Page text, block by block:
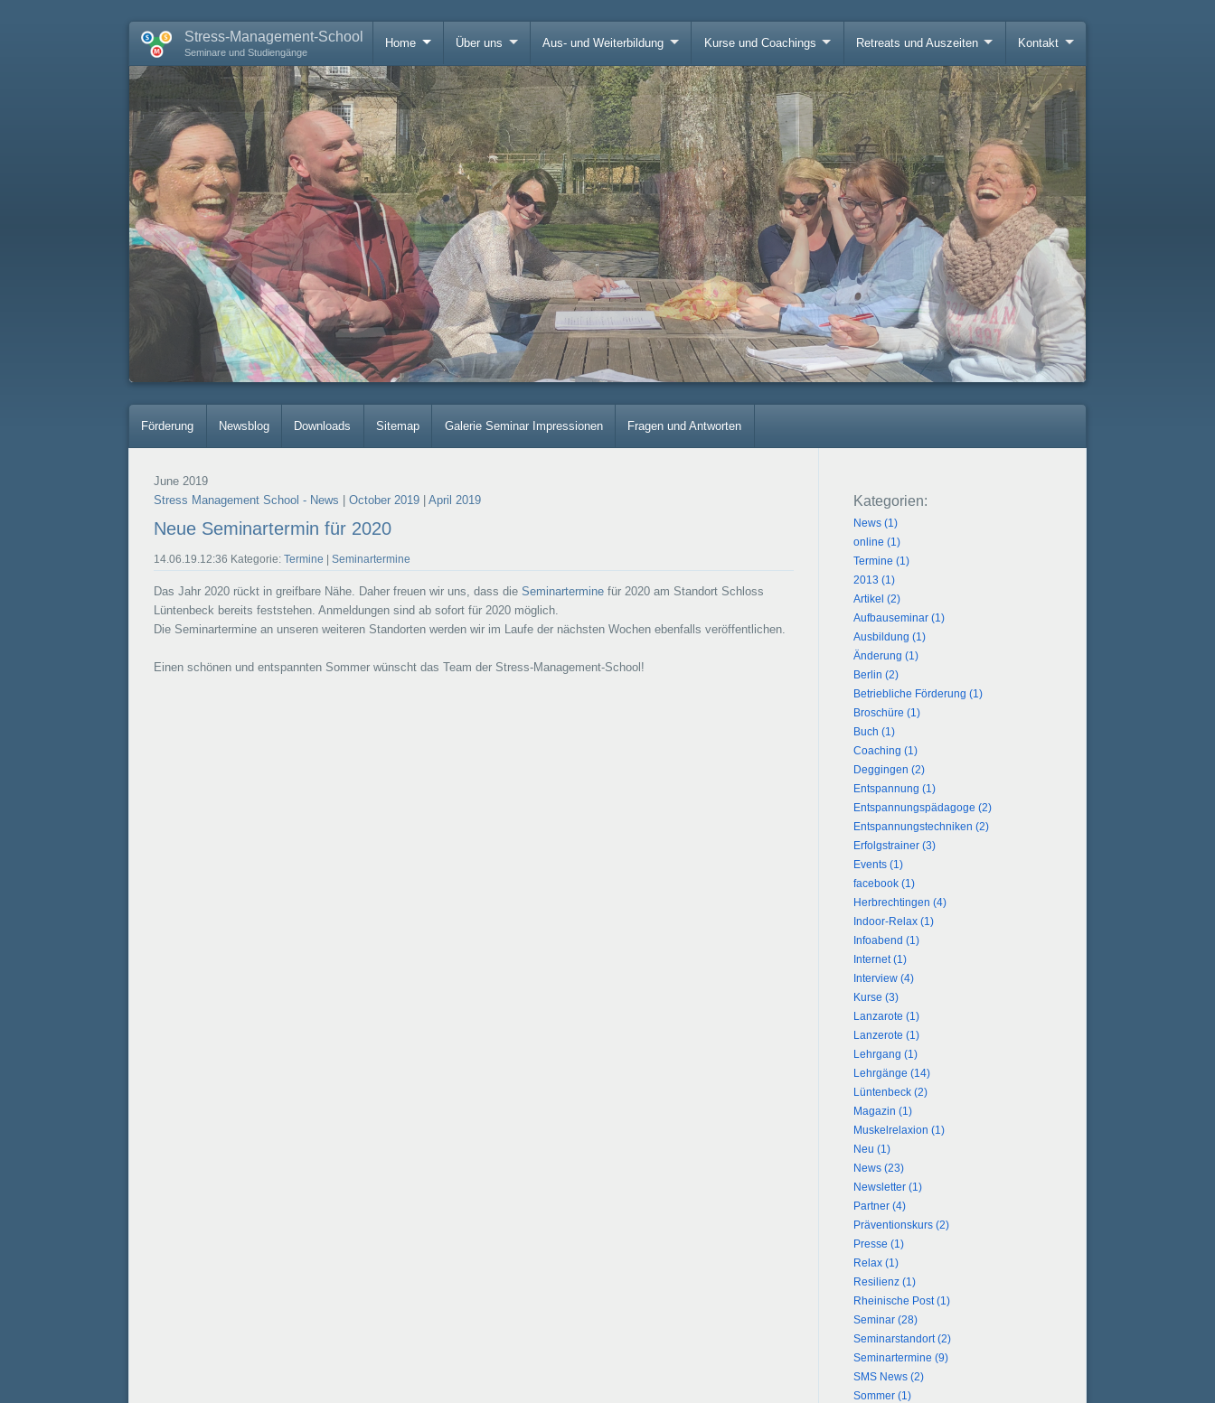
Stress-Management-School
Seminare und Studiengänge
Home Über uns Aus- und Weiterbildung Kurse und Coachings Retreats und Auszeiten Kontakt
Förderung Newsblog Downloads Sitemap Galerie Seminar Impressionen Fragen und Antworten
June 2019
Stress Management School - News
October 2019| April 2019
Neue Seminartermin für 2020
14.06.19.12:36 Kategorie: Termine Seminartermine
Das Jahr 2020 rückt in greifbare Nähe. Daher freuen wir uns, dass die Seminarterminefür 2020 am Standort Schloss
Lüntenbeck bereits feststehen. Anmeldungen sind ab sofort für 2020 möglich.
Die Seminartermine an unseren weiteren Standorten werden wir im Laufe der nächsten Wochen ebenfalls veröffentlichen.
Einen schönen und entspannten Sommer wünscht das Team der Stress-Management-School!
News (1)
online (1)
Termine (1)
2013 (1)
Artikel (2)
Aufbauseminar (1)
Ausbildung (1)
Änderung (1)
Berlin (2)
Betriebliche Förderung (1)
Broschüre (1)
Buch (1)
Coaching (1)
Deggingen (2)
Entspannung (1)
Entspannungspädagoge (2)
Entspannungstechniken (2)
Erfolgstrainer (3)
Events (1)
facebook (1)
Herbrechtingen (4)
Indoor-Relax (1)
Infoabend (1)
Internet (1)
Interview (4)
Kurse (3)
Lanzarote (1)
Lanzerote (1)
Lehrgang (1)
Lehrgänge (14)
Lüntenbeck (2)
Magazin (1)
Muskelrelaxion (1)
Neu (1)
News (23)
Newsletter (1)
Partner (4)
Präventionskurs (2)
Presse (1)
Relax (1)
Resilienz (1)
Rheinische Post (1)
Seminar (28)
Seminarstandort (2)
Seminartermine (9)
SMS News (2)
Sommer (1)